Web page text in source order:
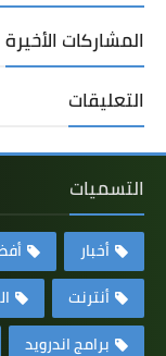
المشاركات الأخيرة
التعليقات
التسميات
أخبار
أنترنت
برامج اندرويد